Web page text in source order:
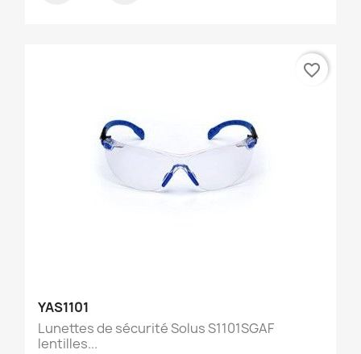
YAS1101
Lunettes de sécurité Solus S1101SGAF
lentilles...
favorite_border